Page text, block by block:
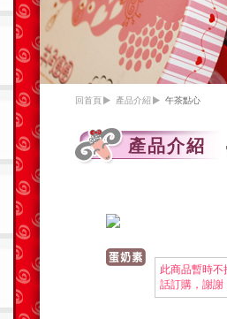
回首頁 產品介紹 午茶點心
產品介紹
此商品暫時
話訂購，謝謝